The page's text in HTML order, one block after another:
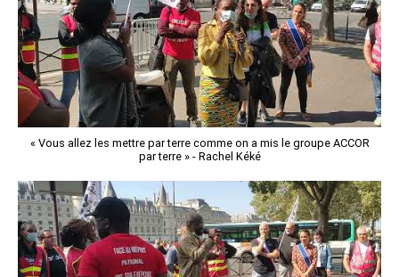
« Vous allez les mettre par terre comme on a mis le groupe ACCOR
par terre » - Rachel Kéké